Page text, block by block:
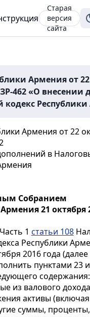
Старая
версия
сайта
Армения от
462 «О внесении
кодекс
Армения от 22
в
Собранием
21 октября
Часть 1 статьи 108
Республики
2016 года
пунктами 23
содержания:
из валового
активы
суммы,